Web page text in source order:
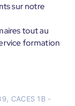
sur notre
tout au
formation
CACES 1B -